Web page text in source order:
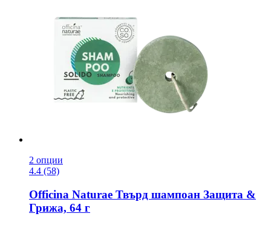
2 опции
4.4 (58)
Officina Naturae Твърд шампоан Защита &
Грижа, 64 г